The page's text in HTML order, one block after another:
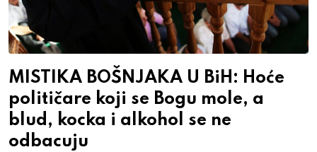
MISTIKA BOŠNJAKA U BiH: Hoće
političare koji se Bogu mole, a
blud, kocka i alkohol se ne
odbacuju